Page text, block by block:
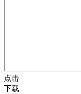
点击
下载